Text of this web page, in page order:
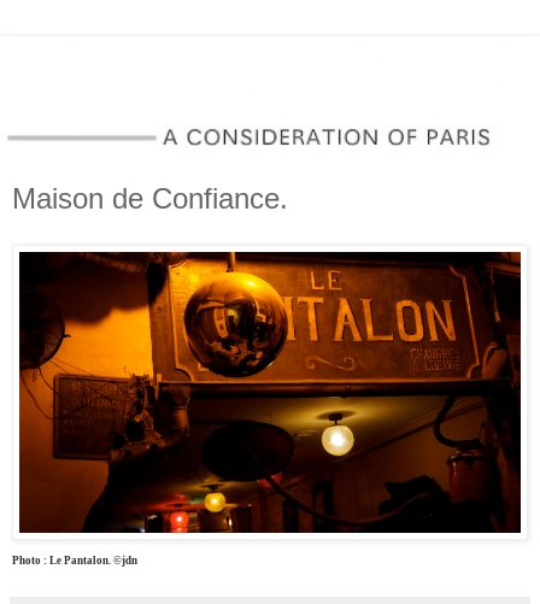
Maison de Confiance.
Photo : Le Pantalon. ©jdn